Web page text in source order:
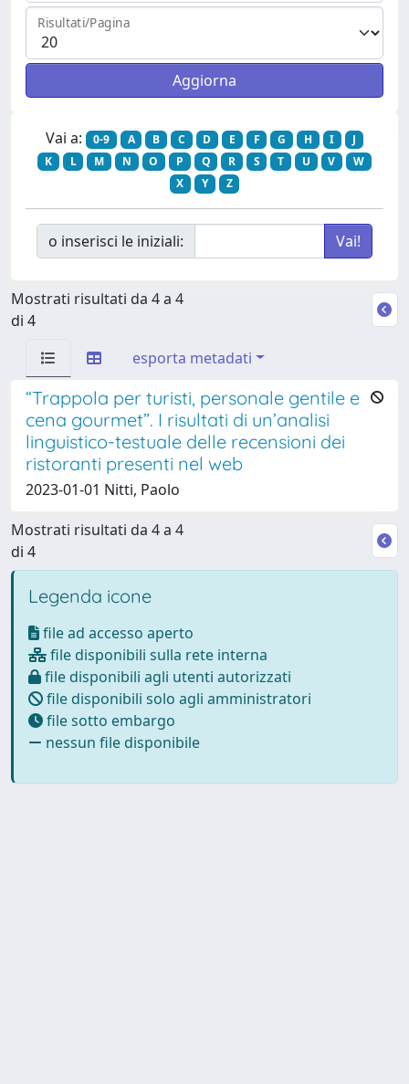
Risultati/Pagina
Vai a: 0-9 A B C D E F G H I
J
K
L M N O P Q R S T U V
W
X
Y Z
o inserisci le iniziali:
Mostrati risultati da 4 a 4
di 4
esporta metadati
“Trappola per turisti, personale gentile e
cena gourmet”. I risultati di un’analisi
linguistico-testuale delle recensioni dei
ristoranti presenti nel web
2023-01-01 Nitti, Paolo
Mostrati risultati da 4 a 4
di 4
Legenda icone
file ad accesso aperto
file disponibili sulla rete interna
file disponibili agli utenti autorizzati
file disponibili solo agli amministratori
file sotto embargo
nessun file disponibile